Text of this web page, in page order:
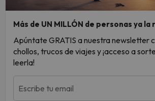
Más de UN MILLÓN de personas ya la
Apúntate GRATIS a nuestra newsletter
chollos, trucos de viajes y ¡acceso a
leerla!
Escribe tu email